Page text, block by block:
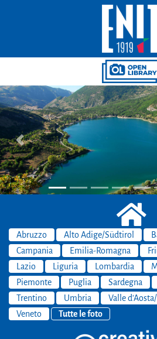
Previous
Abruzzo Alto Adige/Südtirol
Campania
Emilia-Romagna
Lazio
Liguria Lombardia
Piemonte
Puglia Sardegna
Trentino
Umbria
Valle
Veneto
Tutte le foto